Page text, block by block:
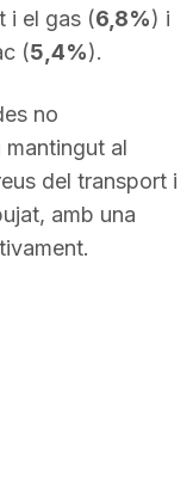
i el gas (6,8%) i
(5,4%).
no
mantingut al
del transport i
amb una